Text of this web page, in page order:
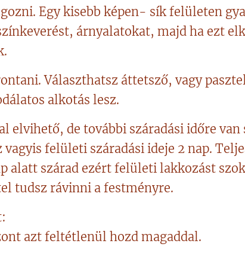
Egy kisebb képen- sík felületen
árnyalatokat, majd ha ezt
Választhatsz áttetsző, vagy
alkotás lesz.
elvihető, de további száradási időre van
felületi száradási ideje 2 nap.
alatt szárad ezért felületi lakkozást
tudsz rávinni a festményre.
azt feltétlenül hozd magaddal.